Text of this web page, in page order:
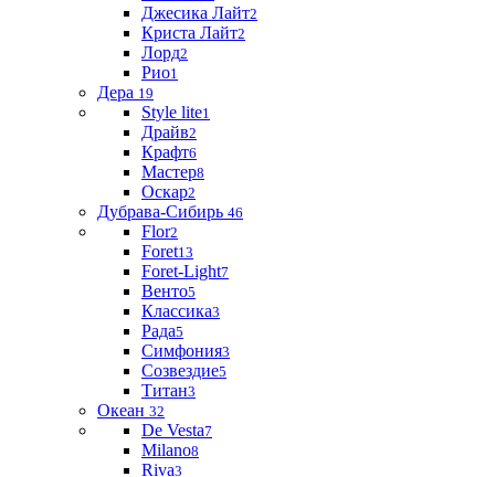
Джесика Лайт2
Криста Лайт2
Лорд2
Рио1
Дера 19
Style lite1
Драйв2
Крафт6
Мастер8
Оскар2
Дубрава-Сибирь 46
Flor2
Foret13
Foret-Light7
Венто5
Классика3
Рада5
Симфония3
Созвездие5
Титан3
Океан 32
De Vesta7
Milano8
Riva3